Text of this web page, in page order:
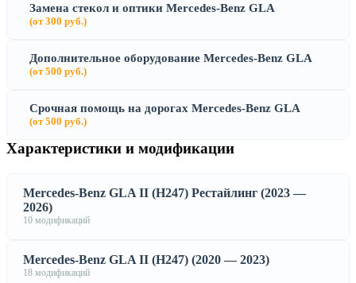
Замена стекол и оптики Mercedes-Benz GLA
(от 300 руб.)
Дополнительное оборудование Mercedes-Benz GLA
(от 500 руб.)
Срочная помощь на дорогах Mercedes-Benz GLA
(от 500 руб.)
Характеристики и модификации
Mercedes-Benz GLA II (H247) Рестайлинг (2023 —
2026)
10 модификаций
Mercedes-Benz GLA II (H247) (2020 — 2023)
18 модификаций